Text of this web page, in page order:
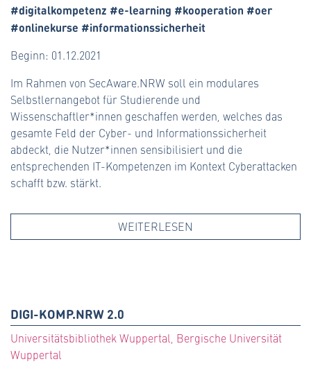
#digitalkompetenz #e-learning #kooperation #oer
#onlinekurse #informationssicherheit
Beginn: 01.12.2021
Im Rahmen von SecAware.NRW soll ein modulares
Selbstlernangebot für Studierende und
Wissenschaftler*innen geschaffen werden, welches das
gesamte Feld der Cyber- und Informationssicherheit
abdeckt, die Nutzer*innen sensibilisiert und die
entsprechenden IT-Kompetenzen im Kontext Cyberattacken
schafft bzw. stärkt.
WEITERLESEN
DIGI-KOMP.NRW 2.0
Universitätsbibliothek Wuppertal, Bergische Universität
Wuppertal